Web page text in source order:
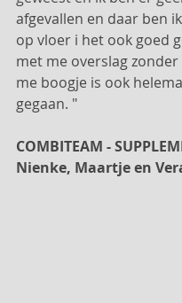
afgevallen en daar ben
op vloer i het ook goed
met me overslag
me boogje is ook
gegaan. "
COMBITEAM -
Nienke, Maartje en